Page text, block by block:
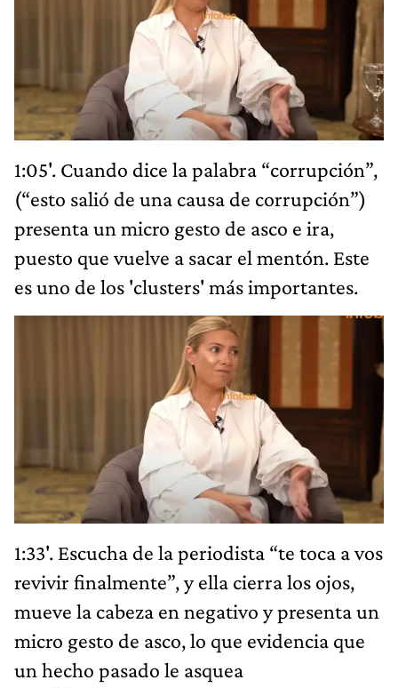
1:05'. Cuando dice la palabra “corrupción”,
(“esto salió de una causa de corrupción”)
presenta un micro gesto de asco e ira,
puesto que vuelve a sacar el mentón. Este
es uno de los 'clusters' más importantes.
1:33'. Escucha de la periodista “te toca a vos
revivir finalmente”, y ella cierra los ojos,
mueve la cabeza en negativo y presenta un
micro gesto de asco, lo que evidencia que
un hecho pasado le asquea